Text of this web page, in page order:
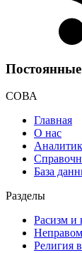
СОВА
Главная
О нас
База
Разделы
Расизм и
Религия